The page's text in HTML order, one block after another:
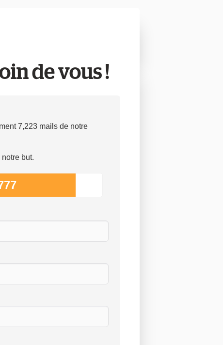
de vous !
7,223 mails de notre
but.